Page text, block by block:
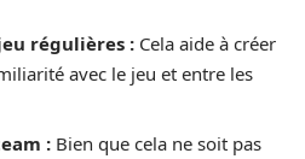
régulières : Cela aide à créer
avec le jeu et entre les
: Bien que cela ne soit pas